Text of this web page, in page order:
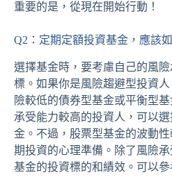
重要的是，從現在開始行動！
Q2：定期定額投資基金，應該
選擇基金時，要考慮自己的風
標。如果你是風險趨避型投資
險較低的債券型基金或平衡型
承受能力較高的投資人，可以
金。不過，股票型基金的波動
期投資的心理準備。除了風險
基金的投資標的和績效。可以